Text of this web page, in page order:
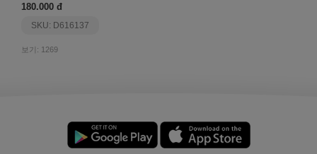
180.000 đ
SKU: D616137
보기: 1269